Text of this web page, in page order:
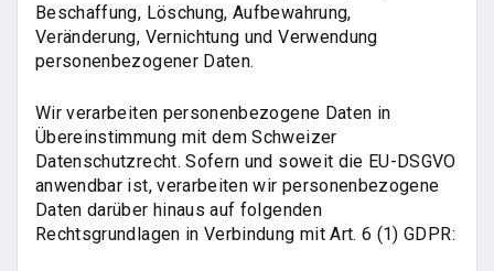
Beschaffung, Löschung, Aufbewahrung,
Veränderung, Vernichtung und Verwendung
personenbezogener Daten.
Wir verarbeiten personenbezogene Daten in
Übereinstimmung mit dem Schweizer
Datenschutzrecht. Sofern und soweit die EU-DSGVO
anwendbar ist, verarbeiten wir personenbezogene
Daten darüber hinaus auf folgenden
Rechtsgrundlagen in Verbindung mit Art. 6 (1) GDPR: